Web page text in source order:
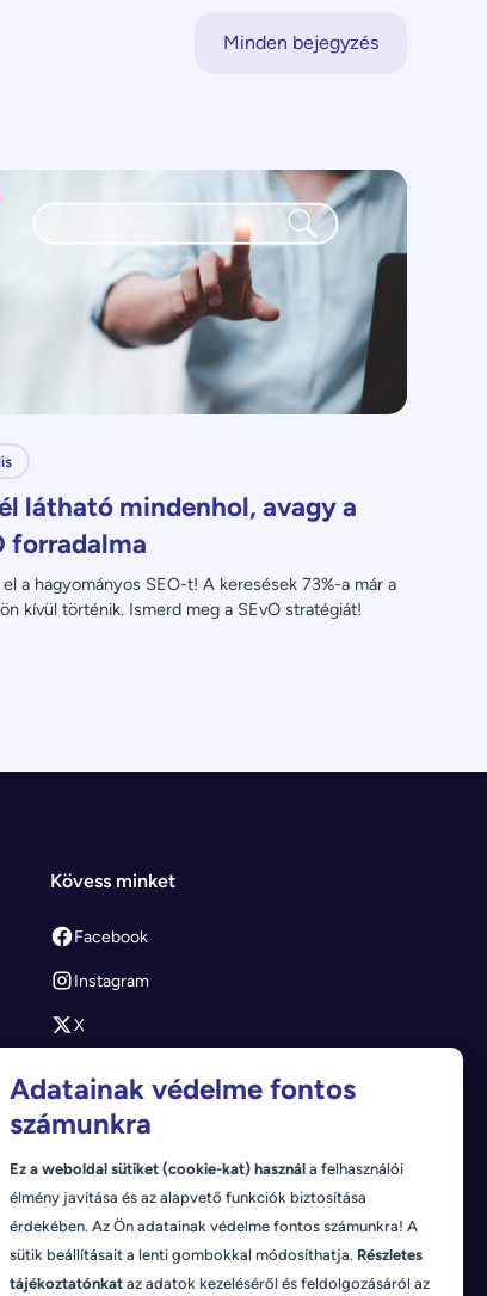
Minden bejegyzés
látható mindenhol, avagy a
forradalma
a hagyományos SEO-t! A keresések 73%-a már a
kívül történik. Ismerd meg a SEvO stratégiát!
Kövess minket
Facebook
Instagram
X
Adatainak védelme fontos
számunkra
Ez a weboldal sütiket (cookie-kat) használ a felhasználói
élmény javítása és az alapvető funkciók biztosítása
érdekében. Az Ön adatainak védelme fontos számunkra! A
sütik beállításait a lenti gombokkal módosíthatja. Részletes
tájékoztatónkat az adatok kezeléséről és feldolgozásáról az